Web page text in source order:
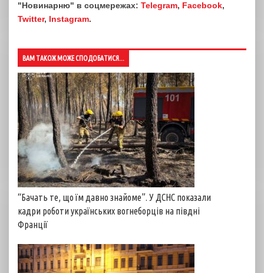
"Новинарню" в соцмережах: Telegram, Facebook,
Twitter, Instagram.
ВАМ ТАКОЖ МОЖЕ СПОДОБАТИСЯ...
“Бачать те, що їм давно знайоме”. У ДСНС показали
кадри роботи українських вогнеборців на півдні
Франції